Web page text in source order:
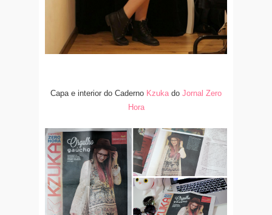
Capa e interior do Caderno Kzukado Jornal Zero
Hora